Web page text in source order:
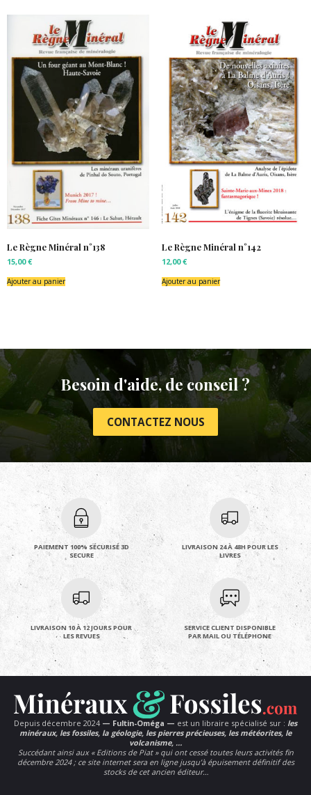
Le Règne Minéral n°138
15,00€
Ajouter au panier
Le Règne Minéral n°142
12,00€
Ajouter au panier
Besoin d'aide, de conseil ?
CONTACTEZ NOUS
PAIEMENT 100% SÉCURISÉ 3D
SECURE
LIVRAISON 24 À 48H POUR LES
LIVRES
LIVRAISON 10 À 12 JOURS POUR
LES REVUES
SERVICE CLIENT DISPONIBLE
PAR MAIL OU TÉLÉPHONE
Depuis décembre 2024 — Fultin-Oméga — est un libraire spécialisé sur : les
minéraux, les fossiles, la géologie, les pierres précieuses, les météorites, le
volcanisme, …
Succédant ainsi aux « Editions de Piat » qui ont cessé toutes leurs activités fin
décembre 2024 ; ce site internet sera en ligne jusqu’à épuisement définitif des
stocks de cet ancien éditeur…